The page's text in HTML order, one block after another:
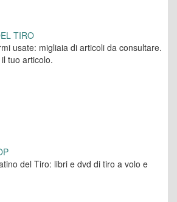
TIRO
usate: migliaia di articoli da consultare.
tuo articolo.
del Tiro: libri e dvd di tiro a volo e